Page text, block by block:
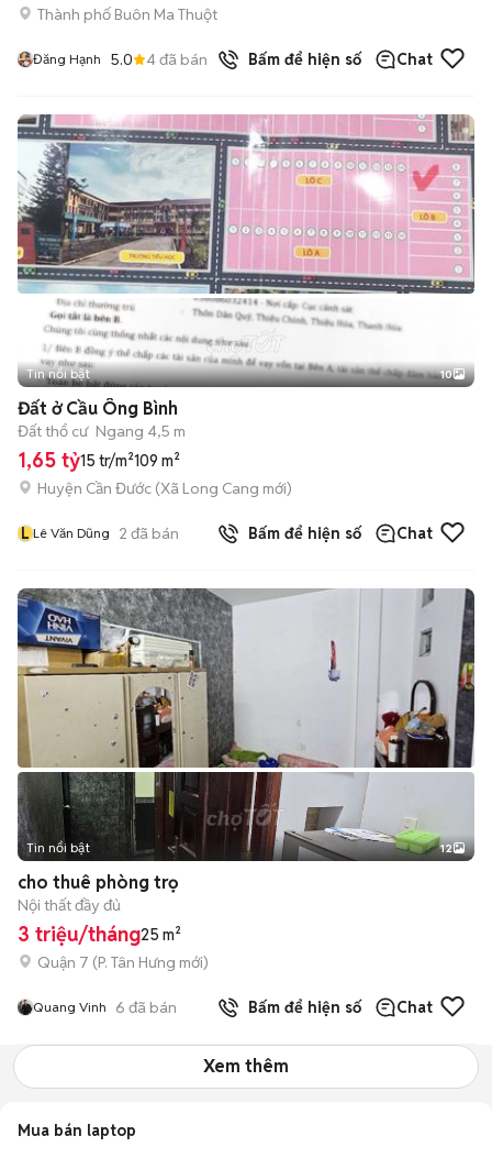
Thành phố Buôn Ma Thuột
Đăng Hạnh 5.0 4đã bán Bấm để hiện số Chat
+2
Tin nổi bật 10
Đất ở Cầu Ông Bình
Đất thổ cư Ngang 4,5 m
1,65 tỷ15 tr/m²109 m²
Huyện Cần Đước (Xã Long Cang mới)
L Lê Văn Dũng 2 đã bán Bấm để hiện số Chat
+2
Tin nổi bật 12
cho thuê phòng trọ
Nội thất đầy đủ
3 triệu/tháng25 m²
Quận 7 (P. Tân Hưng mới)
Quang Vinh 6 đã bán Bấm để hiện số Chat
Xem thêm
Mua bán laptop